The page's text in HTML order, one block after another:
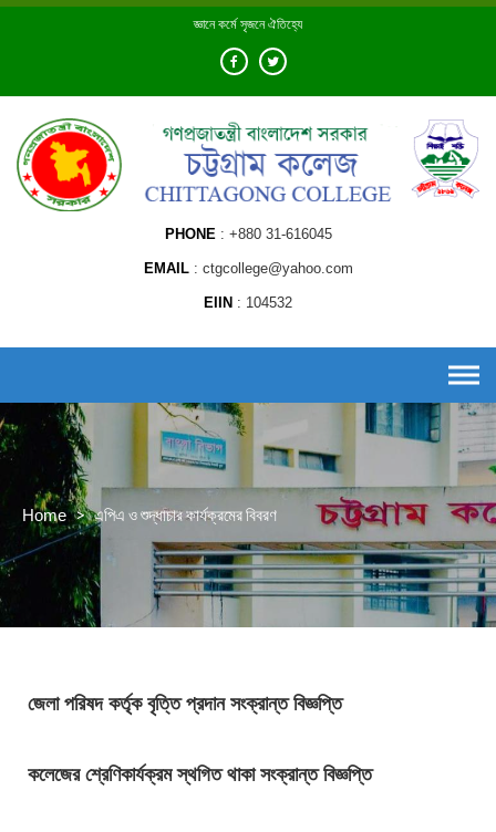
Skip
জ্ঞানে কর্মে সৃজনে ঐতিহ্যে
PHONE +880 31-616045
EMAIL ctgcollege@yahoo.com
EIIN 104532
Home > এপিএ ও শুদ্ধাচার কার্যক্রমের বিবরণ
জেলা পরিষদ কর্তৃক বৃত্তি প্রদান সংক্রান্ত বিজ্ঞপ্তি
কলেজের শ্রেণিকার্যক্রম স্থগিত থাকা সংক্রান্ত বিজ্ঞপ্তি